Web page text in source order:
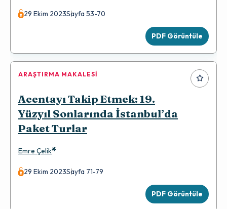
29 Ekim 2023Sayfa 53-70
PDF Görüntüle
ARAŞTIRMA MAKALESI
Acentayı Takip Etmek: 19.
Yüzyıl Sonlarında İstanbul’da
Paket Turlar
Emre Çelik*
29 Ekim 2023Sayfa 71-79
PDF Görüntüle